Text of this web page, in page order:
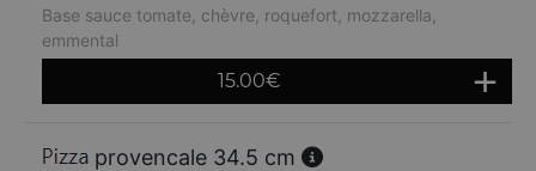
Base sauce tomate, chèvre, roquefort, mozzarella,
emmental
15.00€
provencale 34.5 cm